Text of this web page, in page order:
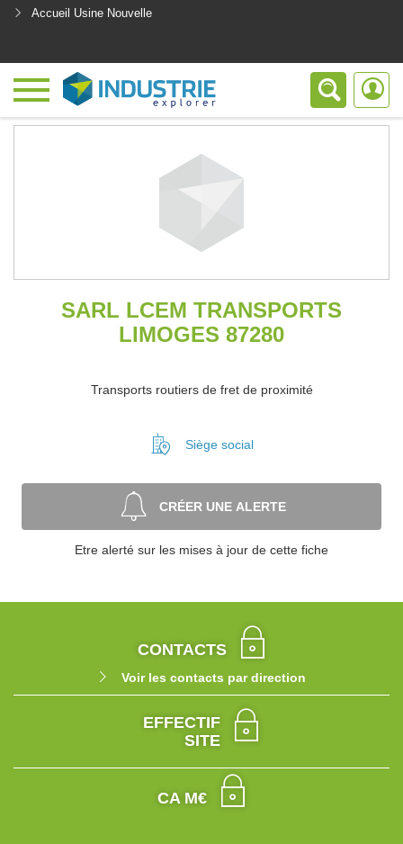
Accueil Usine Nouvelle
SARL LCEM TRANSPORTS
LIMOGES 87280
Transports routiers de fret de proximité
Siège social
CRÉER UNE ALERTE
Etre alerté sur les mises à jour de cette fiche
CONTACTS
Voir les contacts par direction
EFFECTIF
SITE
CA M€